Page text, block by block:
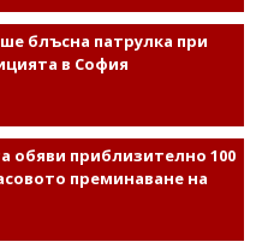
блъсна патрулка при
в София
обяви приблизително 100
преминаване на